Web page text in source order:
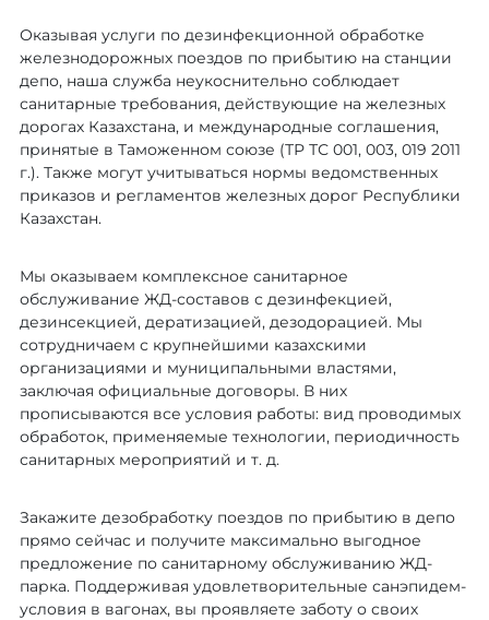
Оказывая услуги по дезинфекционной обработке
железнодорожных поездов по прибытию на станции
депо, наша служба неукоснительно соблюдает
санитарные требования, действующие на железных
дорогах Казахстана, и международные соглашения,
принятые в Таможенном союзе (ТР ТС 001, 003, 019 2011
г.). Также могут учитываться нормы ведомственных
приказов и регламентов железных дорог Республики
Казахстан.
Мы оказываем комплексное санитарное
обслуживание ЖД-составов с дезинфекцией,
дезинсекцией, дератизацией, дезодорацией. Мы
сотрудничаем с крупнейшими казахскими
организациями и муниципальными властями,
заключая официальные договоры. В них
прописываются все условия работы: вид проводимых
обработок, применяемые технологии, периодичность
санитарных мероприятий и т. д.
Закажите дезобработку поездов по прибытию в депо
прямо сейчас и получите максимально выгодное
предложение по санитарному обслуживанию ЖД-
парка. Поддерживая удовлетворительные санэпидем-
условия в вагонах, вы проявляете заботу о своих